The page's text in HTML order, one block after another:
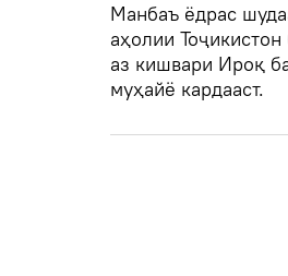
Манбаъ ёдрас
аҳолии
аз кишвари Ироқ
муҳайё кардааст.